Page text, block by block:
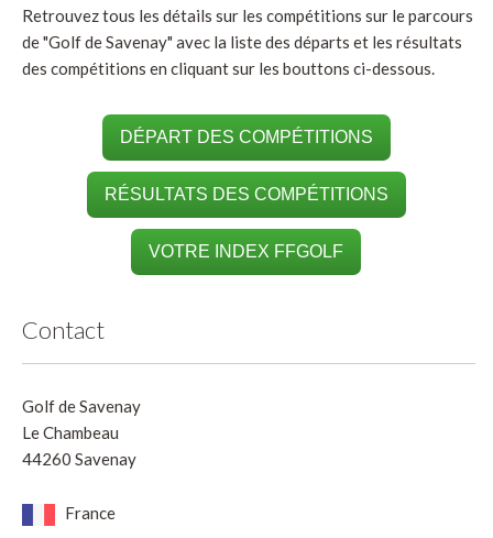
Retrouvez tous les détails sur les compétitions sur le parcours
de "Golf de Savenay" avec la liste des départs et les résultats
des compétitions en cliquant sur les bouttons ci-dessous.
DÉPART DES COMPÉTITIONS
RÉSULTATS DES COMPÉTITIONS
VOTRE INDEX FFGOLF
Contact
Golf de Savenay
Le Chambeau
44260 Savenay
France